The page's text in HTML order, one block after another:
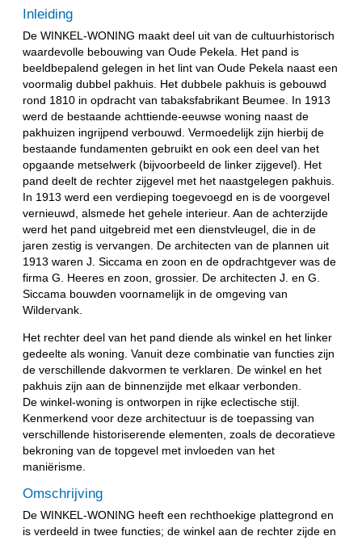
Inleiding
De WINKEL-WONING maakt deel uit van de cultuurhistorisch
waardevolle bebouwing van Oude Pekela. Het pand is
beeldbepalend gelegen in het lint van Oude Pekela naast een
voormalig dubbel pakhuis. Het dubbele pakhuis is gebouwd
rond 1810 in opdracht van tabaksfabrikant Beumee. In 1913
werd de bestaande achttiende-eeuwse woning naast de
pakhuizen ingrijpend verbouwd. Vermoedelijk zijn hierbij de
bestaande fundamenten gebruikt en ook een deel van het
opgaande metselwerk (bijvoorbeeld de linker zijgevel). Het
pand deelt de rechter zijgevel met het naastgelegen pakhuis.
In 1913 werd een verdieping toegevoegd en is de voorgevel
vernieuwd, alsmede het gehele interieur. Aan de achterzijde
werd het pand uitgebreid met een dienstvleugel, die in de
jaren zestig is vervangen. De architecten van de plannen uit
1913 waren J. Siccama en zoon en de opdrachtgever was de
firma G. Heeres en zoon, grossier. De architecten J. en G.
Siccama bouwden voornamelijk in de omgeving van
Wildervank.
Het rechter deel van het pand diende als winkel en het linker
gedeelte als woning. Vanuit deze combinatie van functies zijn
de verschillende dakvormen te verklaren. De winkel en het
pakhuis zijn aan de binnenzijde met elkaar verbonden.
De winkel-woning is ontworpen in rijke eclectische stijl.
Kenmerkend voor deze architectuur is de toepassing van
verschillende historiserende elementen, zoals de decoratieve
bekroning van de topgevel met invloeden van het
maniërisme.
Omschrijving
De WINKEL-WONING heeft een rechthoekige plattegrond en
is verdeeld in twee functies; de winkel aan de rechter zijde en